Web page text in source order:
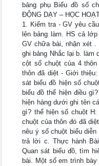
bảng phụ Biểu đồ số
ĐỘNG DẠY – HỌC
1. Kiểm tra - GV yêu
lên bảng làm. HS cả
GV chữa bài, nhận xét
ghi bảng Nhắc lại b. làm
cột số chuột của 4
thôn đã diệt - Giới
sát biểu đồ hiện số
biểu đồ thể hiện điều
hiện hàng dưới ghi tên
gì? thể hiện số chuột
chuột của thôn đó đã
nêu ý số chuột biểu
trả lời c. Thực hành
Quan sát biểu đồ, tìm
bài. Một số em trình